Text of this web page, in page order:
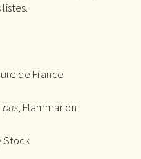
de France
, Flammarion
Stock